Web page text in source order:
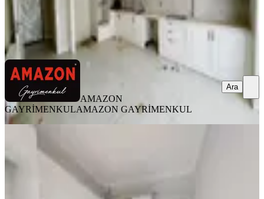
AMAZON GAYRİMENKUL AMAZON GAYRİMENKUL
Ara
AMAZON
GAYRİMENKULAMAZON GAYRİMENKUL
Ara
Onikişubat, Hürriyet Mahallesi